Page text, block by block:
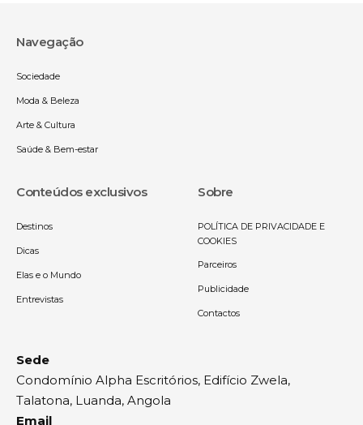
Navegação
Sociedade
Moda & Beleza
Arte & Cultura
Saúde & Bem-estar
Conteúdos exclusivos
Destinos
Dicas
Elas e o Mundo
Entrevistas
Sobre
POLÍTICA DE PRIVACIDADE E
COOKIES
Parceiros
Publicidade
Contactos
Sede
Condomínio Alpha Escritórios, Edifício Zwela,
Talatona, Luanda, Angola
Email